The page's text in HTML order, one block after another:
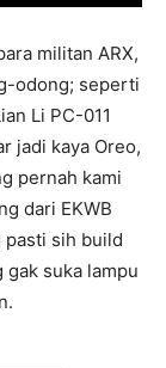
militan ARX,
odong; seperti
Li PC-011
jadi kaya Oreo,
pernah kami
dari EKWB
pasti sih build
gak suka lampu